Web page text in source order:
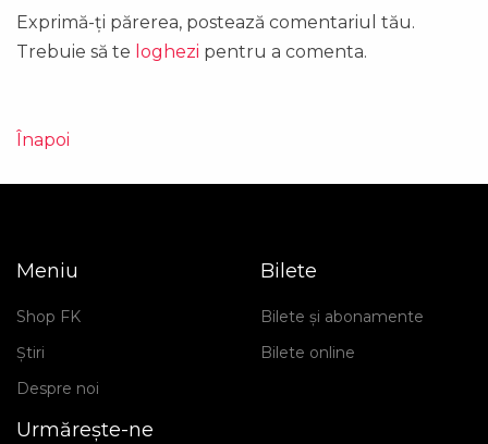
Exprimă-ți părerea, postează comentariul tău.
Trebuie să te loghezi pentru a comenta.
Înapoi
Meniu
Shop FK
Știri
Despre noi
Bilete
Bilete și abonamente
Bilete online
Urmărește-ne